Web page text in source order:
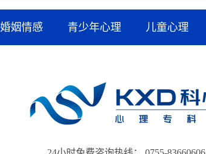
婚姻情感 青少年心理 儿童心理